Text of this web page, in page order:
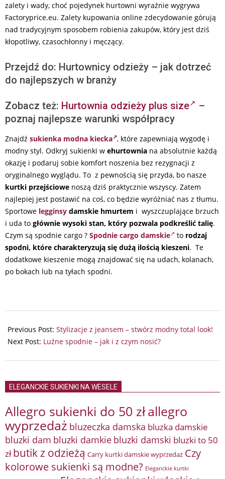
zalety i wady, choć pojedynek hurtowni wyraźnie wygrywa
Factoryprice.eu. Zalety kupowania online zdecydowanie górują
nad tradycyjnym sposobem robienia zakupów, który jest dziś
kłopotliwy, czasochłonny i męczący.
Przejdź do: Hurtownicy odzieży – jak dotrzeć
do najlepszych w branży
Zobacz też: Hurtownia odzieży plus size
–
poznaj najlepsze warunki współpracy
Znajdź sukienka modna kiecka , które zapewniają wygodę i
modny styl. Odkryj sukienki w ehurtownia na absolutnie każdą
okazję i podaruj sobie komfort noszenia bez rezygnacji z
oryginalnego wyglądu. To z pewnością się przyda, bo nasze
kurtki przejściowe noszą dziś praktycznie wszyscy. Zatem
najlepiej jest postawić na coś, co będzie wyróżniać nas z tłumu.
Sportowe legginsy damskie hmurtem i wyszczuplające brzuch
i uda to głównie wysoki stan, który pozwala podkreślić talię.
Czym są spodnie cargo ? Spodnie cargo damskie to rodzaj
spodni, które charakteryzują się dużą ilością kieszeni. Te
dodatkowe kieszenie mogą znajdować się na udach, kolanach,
po bokach lub na tyłach spodni.
03-
09
Previous Post: Stylizacje z jeansem – stwórz modny total look!
Next Post: Luźne spodnie – jak i z czym nosić?
ELEGANCKIE SUKIENKI NA WESELE
Allegro sukienki do 50 złallegro
wyprzedaż bluzeczka damska bluzka damskie
bluzki dam bluzki damkie bluzki damski bluzki to 50
zł butik z odzieżą Carry kurtki damskie wyprzedaż Czy
kolorowe sukienki są modne? Eleganckie kurtki